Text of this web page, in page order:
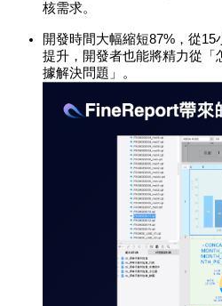
核需求。
開發時間大幅縮短87%，從
提升，開發者也能將精力從
據解決問題」。